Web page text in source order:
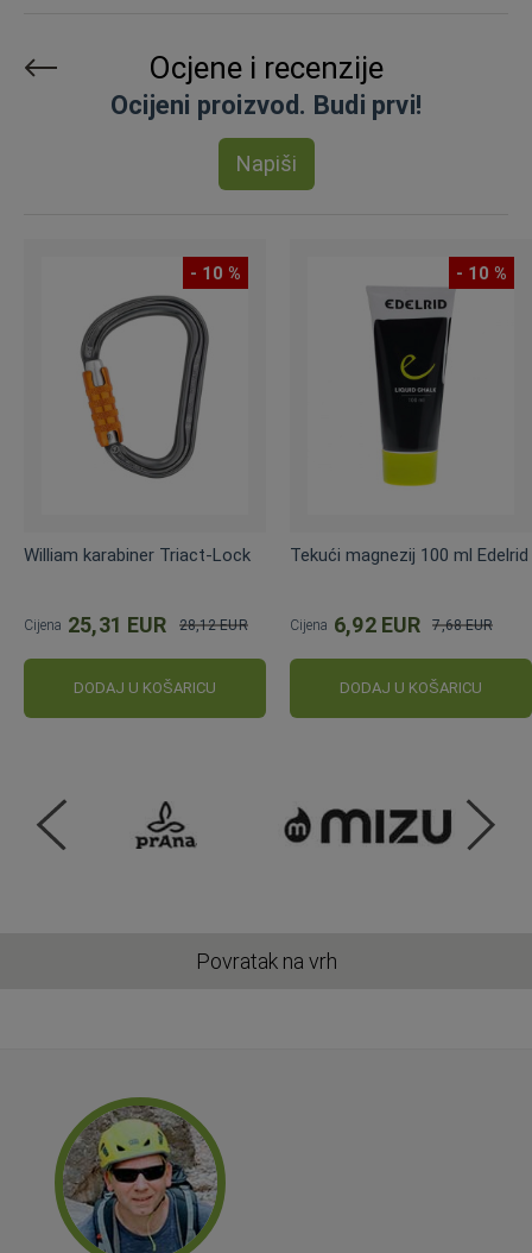
Ocjene i recenzije
Ocijeni proizvod. Budi prvi!
Napiši
- 10 %
William karabiner Triact-Lock
Cijena 25,31 EUR
cijena
28,12 EUR
DODAJ U KOŠARICU
- 10 %
Tekući magnezij 100 ml Edelrid
Cijena 6,92 EUR
cijena
7,68 EUR
DODAJ U KOŠARICU
Povratak na vrh